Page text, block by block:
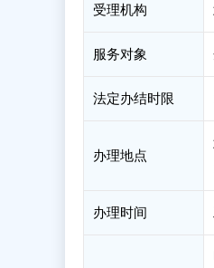
受理机构
服务对象
法定办结时限
办理地点
办理时间